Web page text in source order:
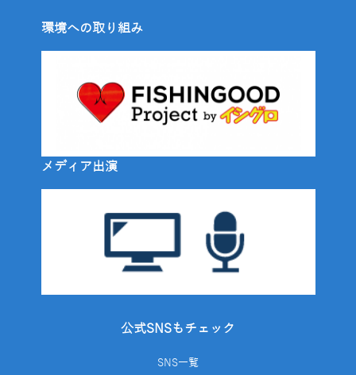
環境への取り組み
メディア出演
公式SNSもチェック
SNS一覧